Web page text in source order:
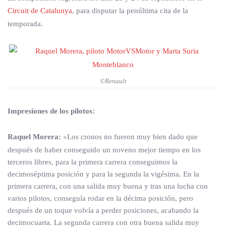
Circuit de Catalunya, para disputar la penúltima cita de la
temporada.
©Renault
Impresiones de los pilotos:
Raquel Morera: «Los cronos no fueron muy bien dado que
después de haber conseguido un noveno mejor tiempo en los
terceros libres, para la primera carrera conseguimos la
decimoséptima posición y para la segunda la vigésima. En la
primera carrera, con una salida muy buena y tras una lucha con
varios pilotos, conseguía rodar en la décima posición, pero
después de un toque volvía a perder posiciones, acabando la
decimocuarta. La segunda carrera con otra buena salida muy